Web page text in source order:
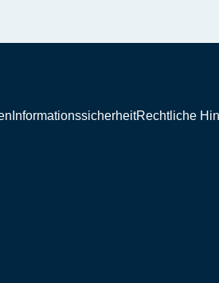
InformationssicherheitRechtliche